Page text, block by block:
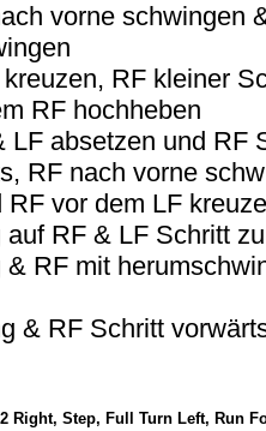
vorne schwingen
RF kleiner
RF hochheben
absetzen und RF
RF nach vorne
RF vor dem LF
RF & LF Schritt
RF mit
& RF Schritt
Right, Step, Full Turn Left, Run